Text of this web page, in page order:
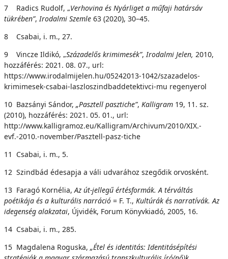
7 Radics Rudolf, „Verhovina és Nyárliget a műfaji határsáv
tükrében”,Irodalmi Szemle 63 (2020), 30–45.
8 Csabai, i. m., 27.
9 Vincze Ildikó, „Századelős krimimesék”,Irodalmi Jelen, 2010,
hozzáférés: 2021. 08. 07., url:
https://www.irodalmijelen.hu/05242013-1042/szazadelos-
krimimesek-csabai-laszloszindbaddetektivci-mu regenyerol
10 Bazsányi Sándor, „Pasztell pasztiche”, Kalligram 19, 11. sz.
(2010), hozzáférés: 2021. 05. 01., url:
http://www.kalligramoz.eu/Kalligram/Archivum/2010/XIX.-
evf.-2010.-november/Pasztell-pasz-tiche
11 Csabai, i. m., 5.
12 Szindbád édesapja a váli udvarához szegődik orvosként.
13 Faragó Kornélia,Az út-jellegű értésformák. A térváltás
poétikája és a kulturális narráció = F. T., Kultúrák és narratívák. Az
idegenség alakzatai, Újvidék, Forum Könyvkiadó, 2005, 16.
14 Csabai, i. m., 285.
15 Magdalena Roguska, „Étel és identitás: Identitásépítési